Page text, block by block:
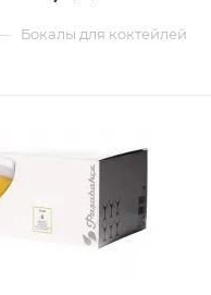
Бокалы для коктейлей